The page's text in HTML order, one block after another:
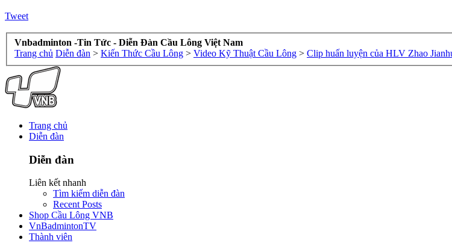
Tweet
Vnbadminton -Tin Tức - Diễn Đàn Cầu Lông Việt Nam
Trang chủ Diễn đàn > Kiến Thức Cầu Lông > Video Kỹ Thuật Cầu Lông > Clip huấn luyện của HLV Zhao
Trang chủ
Diễn đàn
Diễn đàn
Liên kết nhanh
Tìm kiếm diễn đàn
Recent Posts
Shop Cầu Lông VNB
VnBadmintonTV
Thành viên